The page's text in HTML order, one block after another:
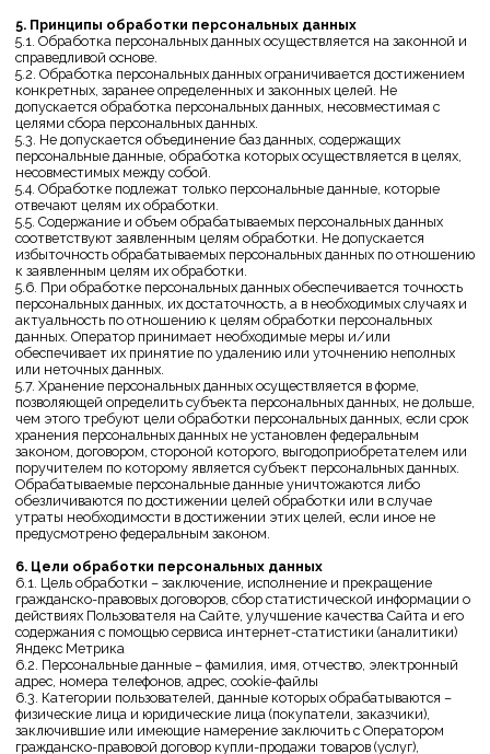
данных уничтожаются, с электронных носителей персональные
данные удаляются без возможности их восстановления.
7. Условия обработки персональных данных
7.1. Обработка персональных данных осуществляется с согласия
субъекта персональных данных на обработку его персональных
данных.
7.2. Обработка персональных данных необходима для достижения
целей, предусмотренных международным договором Российской
Федерации или законом, для осуществления возложенных
законодательством Российской Федерации на оператора функций,
полномочий и обязанностей.
7.3. Обработка персональных данных необходима для
осуществления правосудия, исполнения судебного акта, акта
другого органа или должностного лица, подлежащих исполнению в
соответствии с законодательством Российской Федерации об
исполнительном производстве.
7.4. Обработка персональных данных необходима для исполнения
договора, стороной которого либо выгодоприобретателем или
поручителем по которому является субъект персональных данных, а
также для заключения договора по инициативе субъекта
персональных данных или договора, по которому субъект
персональных данных будет являться выгодоприобретателем или
поручителем.
7.5. Обработка персональных данных необходима для осуществления
прав и законных интересов оператора или третьих лиц либо для
достижения общественно значимых целей при условии, что при этом
не нарушаются права и свободы субъекта персональных данных.
7.6. Осуществляется обработка персональных данных, доступ
неограниченного круга лиц к которым предоставлен субъектом
персональных данных либо по его просьбе (далее — общедоступные
персональные данные).
7.7. Осуществляется обработка персональных данных, подлежащих
опубликованию или обязательному раскрытию в соответствии с
федеральным законом.
8. Порядок сбора, хранения, передачи и других видов
обработки персональных данных
Безопасность персональных данных, которые обрабатываются
Оператором, обеспечивается путем реализации правовых,
организационных и технических мер, необходимых для выполнения
в полном объеме требований действующего законодательства в
области защиты персональных данных.
8.1. Оператор обеспечивает сохранность персональных данных и
принимает все возможные меры, исключающие доступ к
8.2. Персональные данные Пользователя никогда, ни при каких
условиях не будут переданы третьим лицам, за исключением
случаев, связанных с исполнением действующего законодательства
либо в случае, если субъектом персональных данных дано согласие
Оператору на передачу данных третьему лицу для исполнения
обязательств по гражданско-правовому договору.
8.3. В случае выявления неточностей в персональных данных,
Пользователь может актуализировать их самостоятельно, путем
направления Оператору уведомление на адрес электронной почты
Оператора tamgde.official@gmail.com с пометкой «Актуализация
персональных данных».
8.4. Срок обработки персональных данных определяется
достижением целей, для которых были собраны персональные
данные, если иной срок не предусмотрен договором или
действующим законодательством.
Пользователь может в любой момент отозвать свое согласие на